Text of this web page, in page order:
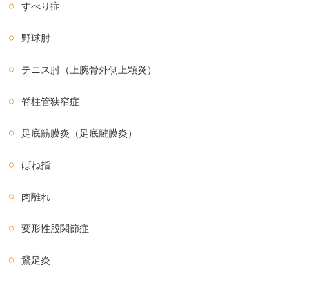
すべり症
野球肘
テニス肘（上腕骨外側上顆炎）
脊柱管狭窄症
足底筋膜炎（足底腱膜炎）
ばね指
肉離れ
変形性股関節症
鵞足炎